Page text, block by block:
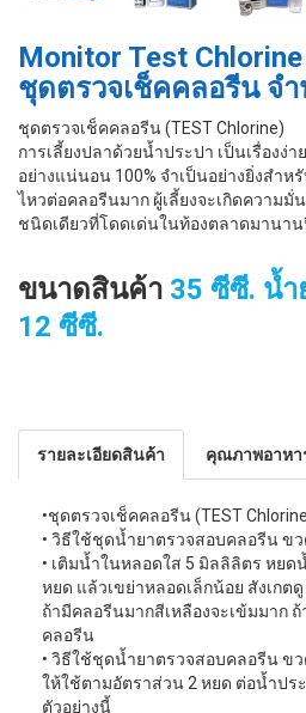
Monitor Test Chlorine
ชุดตรวจเช็คคลอรีน จ
ชุดตรวจเช็คคลอรีน (TEST Chlorine)
การเลี้ยงปลาด้วยน้ำประปา เป็นเรื่องง่
อย่างแน่นอน 100% จำเป็นอย่างยิ่งสำ
ไหวต่อคลอรีนมาก ผู้เลี้ยงจะเกิดความ
ชนิดเดียวที่โดดเด่นในท้องตลาดมานาน
ขนาดสินค้า 35 ซีซี. นํ้
12 ซีซี.
รายละเอียดสินค้า คุณภาพอาหา
•ชุดตรวจเช็คคลอรีน (TEST
• วิธีใช้ชุดนํ้ายาตรวจสอบคลอรีน ขว
• เติมนํ้าในหลอดใส 5 มิลลิลิตร หยด
หยด แล้วเขย่าหลอดเล็กน้อย สังเกต
ถ้ามีคลอรีนมากสีเหลืองจะเข้มมาก
คลอรีน
• วิธีใช้ชุดนํ้ายาตรวจสอบคลอรีน ขว
ให้ใช้ตามอัตราส่วน 2 หยด ต่อนํ้าปร
ตัวอย่างนี้